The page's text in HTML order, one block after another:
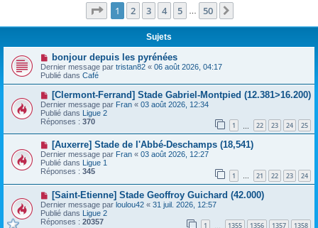
Page 1sur50
1 2 3 4 5 50
Sujets
N
o
u
v
e
u
m
e
s
s
a
g
e
bonjour depuis les pyrénées
Dernier message par tristan82 « 06 août 2026, 04:17
Publié dans Café
N
o
u
v
e
a
m
e
s
s
a
e
[Clermont-Ferrand] Stade Gabriel-Montpied (12.381>16.200)
Dernier message par Fran « 03 août 2026, 12:34
Publié dans Ligue 2
Réponses : 370 1 22 23 24 25
N
o
u
v
e
a
u
m
e
s
[Auxerre] Stade de l'Abbé-Deschamps (18,541)
Dernier message par Fran « 03 août 2026, 12:27
Publié dans Ligue 1
Réponses : 345 1 … 21 22 23 24
N
o
u
v
[Saint-Etienne] Stade Geoffroy Guichard (42.000)
Dernier message par loulou42 « 31 juil. 2026, 12:57
Publié dans Ligue 2
Réponses : 20357 1 1355 1356 1357 1358